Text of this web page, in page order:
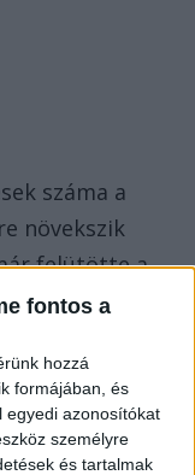
fontos a
hozzá
formájában, és
egyedi azonosítókat
személyre
és tartalmak
száma a
növekszik
felütötte a
Világszervezet
A
híreit ide